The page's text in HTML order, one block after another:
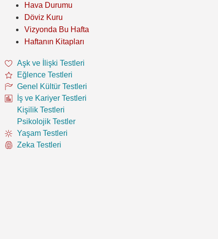
Hava Durumu
Döviz Kuru
Vizyonda Bu Hafta
Haftanın Kitapları
Aşk ve İlişki Testleri
Eğlence Testleri
Genel Kültür Testleri
İş ve Kariyer Testleri
Kişilik Testleri
Psikolojik Testler
Yaşam Testleri
Zeka Testleri